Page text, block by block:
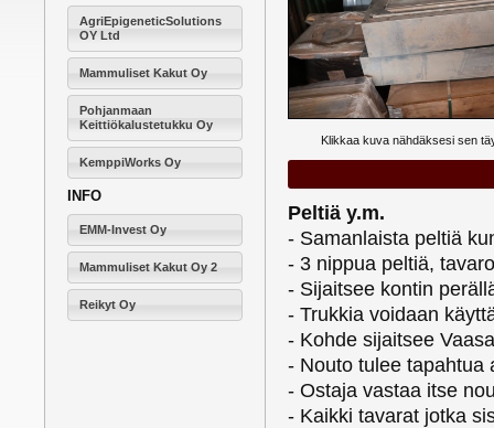
AgriEpigeneticSolutions
OY Ltd
Mammuliset Kakut Oy
Pohjanmaan
Keittiökalustetukku Oy
KemppiWorks Oy
INFO
EMM-Invest Oy
Mammuliset Kakut Oy 2
Reikyt Oy
Klikkaa kuva nähdäksesi sen
Peltiä y.m.
- Samanlaista peltiä
- 3 nippua peltiä,
- Sijaitsee kontin
- Trukkia voidaan
- Kohde sijaitsee
- Nouto tulee tapahtua
- Ostaja vastaa itse
- Kaikki tavarat jotka